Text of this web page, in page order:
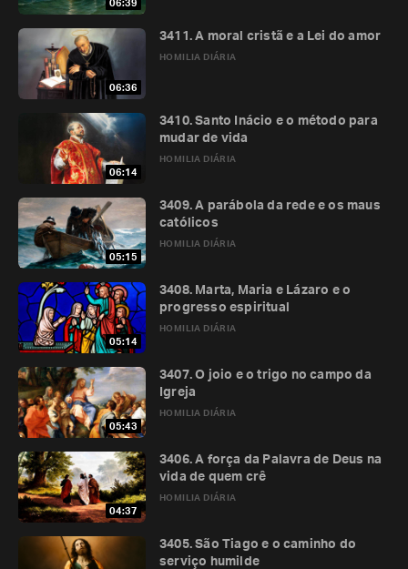
06:39
06:36
HOMILIA DIÁRIA
3411. A moral cristã e a Lei do amor
06:14
HOMILIA DIÁRIA
3410. Santo Inácio e o método para
mudar de vida
05:15
HOMILIA DIÁRIA
3409. A parábola da rede e os maus
católicos
05:14
HOMILIA DIÁRIA
3408. Marta, Maria e Lázaro e o
progresso espiritual
05:43
HOMILIA DIÁRIA
3407. O joio e o trigo no campo da
Igreja
04:37
HOMILIA DIÁRIA
3406. A força da Palavra de Deus na
vida de quem crê
3405. São Tiago e o caminho do
serviço humilde